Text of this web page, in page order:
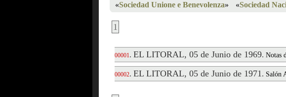
«Sociedad Unione e Benevolenza» «Sociedad
1
00001. EL LITORAL, 05 de Junio de 1969. Notas
00002. EL LITORAL, 05 de Junio de 1971. Salón